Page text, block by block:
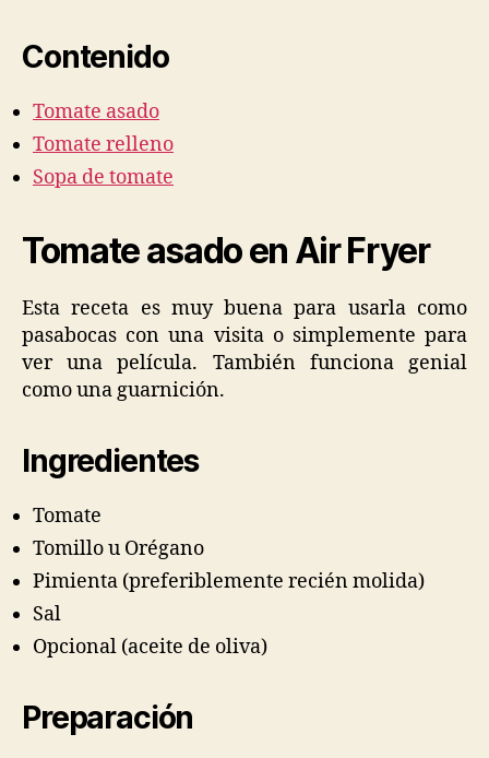
Contenido
Tomate asado
Tomate relleno
Sopa de tomate
Tomate asado en Air Fryer
Esta receta es muy buena para usarla como
pasabocas con una visita o simplemente para
ver una película. También funciona genial
como una guarnición.
Ingredientes
Tomate
Tomillo u Orégano
Pimienta (preferiblemente recién molida)
Sal
Opcional (aceite de oliva)
Preparación